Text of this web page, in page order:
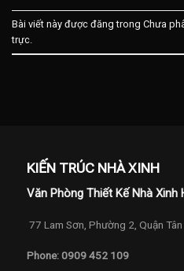
Bài viết này được đăng trong Chưa
trực
KIẾN TRÚC NHÀ XINH
Văn Phòng Thiết Kế Nhà Xinh
77 Lam Sơn, Phường 2, Quận Tân
Phone: 0909 452 109